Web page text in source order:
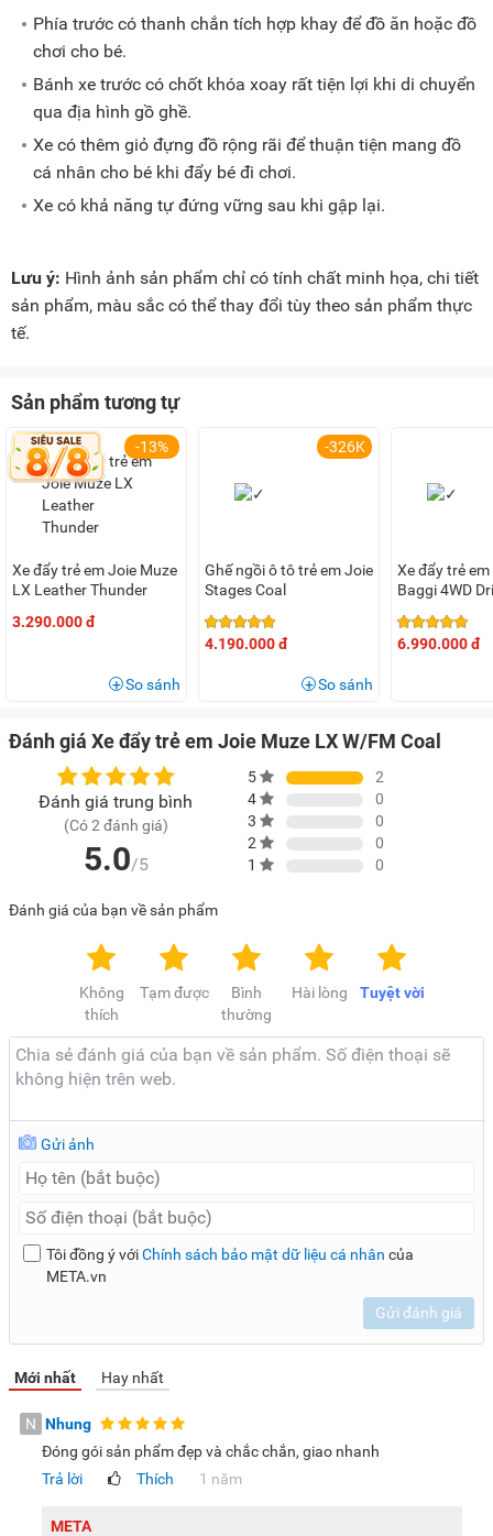
Phía trước có thanh chắn tích hợp khay để đồ ăn hoặc đồ
chơi cho bé.
Bánh xe trước có chốt khóa xoay rất tiện lợi khi di chuyển
qua địa hình gồ ghề.
Xe có thêm giỏ đựng đồ rộng rãi để thuận tiện mang đồ
cá nhân cho bé khi đẩy bé đi chơi.
Xe có khả năng tự đứng vững sau khi gập lại.
Lưu ý: Hình ảnh sản phẩm chỉ có tính chất minh họa, chi tiết
sản phẩm, màu sắc có thể thay đổi tùy theo sản phẩm thực
tế.
Sản phẩm tương tự
-13%
Xe đẩy trẻ em Joie Muze
LX Leather Thunder
3.290.000 đ
So sánh
-326K
Ghế ngồi ô tô trẻ em Joie
Stages Coal
4.190.000 đ
So sánh
Xe đẩy trẻ
Baggi 4WD
6.990.000 đ
Đánh giá Xe đẩy trẻ em Joie Muze LX W/FM Coal
Đánh giá trung bình
(Có 2 đánh giá)
5.0/5
5
2
4
0
3
0
2
0
1
0
Đánh giá của bạn về sản phẩm
Tuyệt vời
Hài lòng
Bình
thường
Tạm được
Không
thích
Gửi ảnh
Tôi đồng ý vớiChính sách bảo mật dữ liệu cá nhân của
META.vn
Gửi đánh giá
Mới nhất Hay nhất
N Nhung
Đóng gói sản phẩm đẹp và chắc chắn, giao nhanh
Trả lời
Thích 1 năm
META